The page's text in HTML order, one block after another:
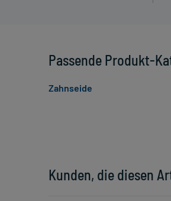
Kunden, die diesen
Passende Produkt-
Zahnseide